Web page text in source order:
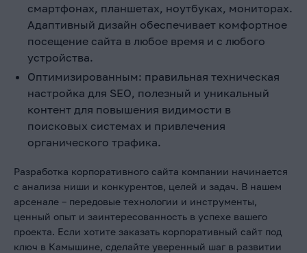
смартфонах, планшетах, ноутбуках, мониторах.
Адаптивный дизайн обеспечивает комфортное
посещение сайта в любое время и с любого
устройства.
Оптимизированным: правильная техническая
настройка для SEO, полезный и уникальный
контент для повышения видимости в
поисковых системах и привлечения
органического трафика.
Разработка корпоративного сайта компании начинается
с анализа ниши и конкурентов, целей и задач. В нашем
арсенале – передовые технологии и инструменты,
ценный опыт и заинтересованность в успехе вашего
проекта. Если хотите заказать корпоративный сайт под
ключ в Камышине, сделайте уверенный шаг в развитии